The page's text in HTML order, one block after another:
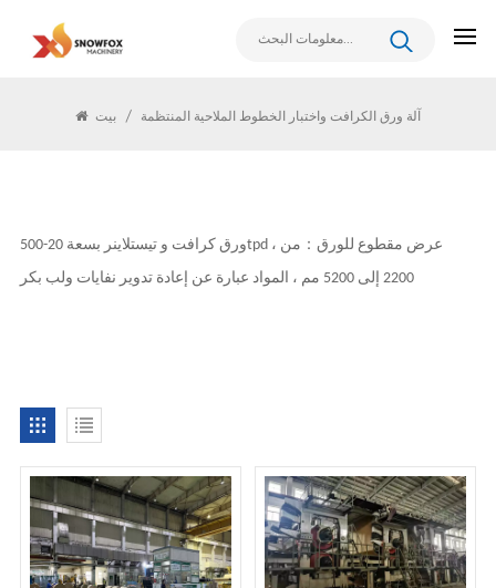
/ آلة ورق الكرافت واختبار الخطوط الملاحية المنتظمة
ورق كرافت و تيستلاينر بسعة 20-500tpd ، عرض مقطوع للورق ： من
2200 إلى 5200 مم ، المواد عبارة عن إعادة تدوير نفايات ولب بكر